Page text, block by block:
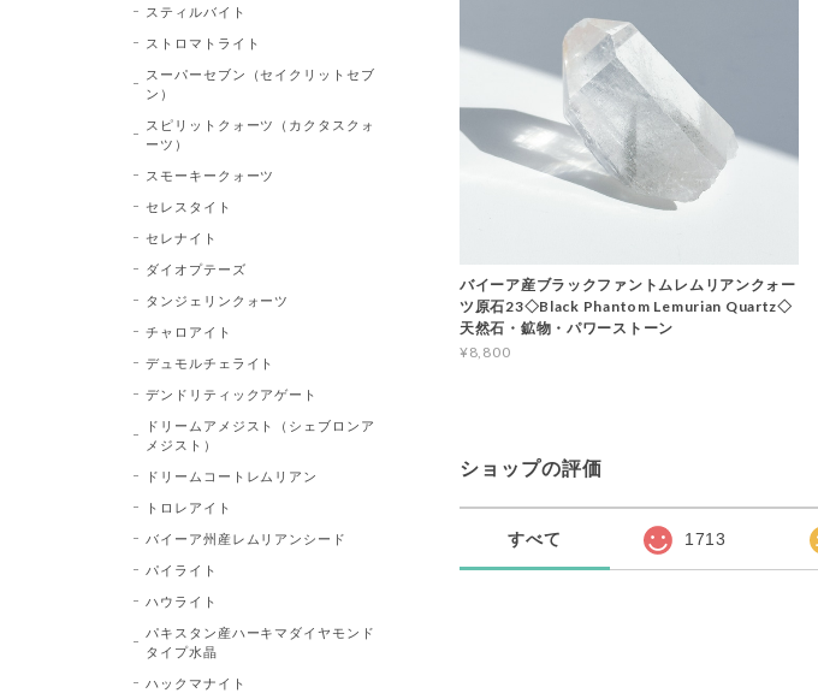
バイーア産ブラックファントムレムリアンクォー
ツ原石23◇Black Phantom Lemurian Quartz◇
天然石・鉱物・パワーストーン
¥8,800
ショップの評価
すべて 1713
スティルバイト
ストロマトライト
スーパーセブン（セイクリットセブ
ン）
スピリットクォーツ（カクタスクォ
ーツ）
スモーキークォーツ
セレスタイト
セレナイト
ダイオプテーズ
タンジェリンクォーツ
チャロアイト
デュモルチェライト
デンドリティックアゲート
ドリームアメジスト（シェブロンア
メジスト）
ドリームコートレムリアン
トロレアイト
バイーア州産レムリアンシード
パイライト
ハウライト
パキスタン産ハーキマダイヤモンド
タイプ水晶
ハックマナイト